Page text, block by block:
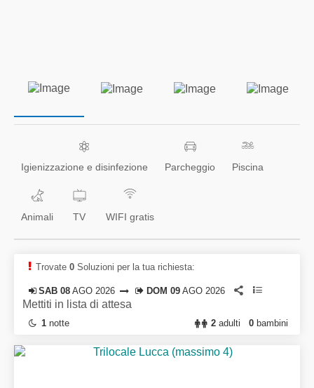
Igienizzazione e disinfezione Parcheggio Piscina
Animali TV WIFI gratis
Trovate 0 Soluzioni per la tua richiesta:
SAB 08 AGO 2026 DOM 09AGO 2026
Mettiti in lista di attesa
0 bambini
2 adulti
1 notte